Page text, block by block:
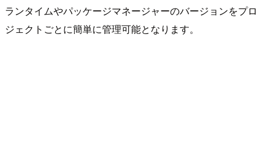
ランタイムやパッケージマネージャーのバージョンをプロ
ジェクトごとに簡単に管理可能となります。